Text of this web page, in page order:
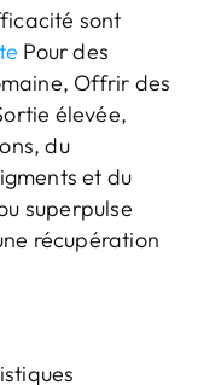
sont
Pour des
Offrir des
élevée,
du
et du
superpulse
récupération